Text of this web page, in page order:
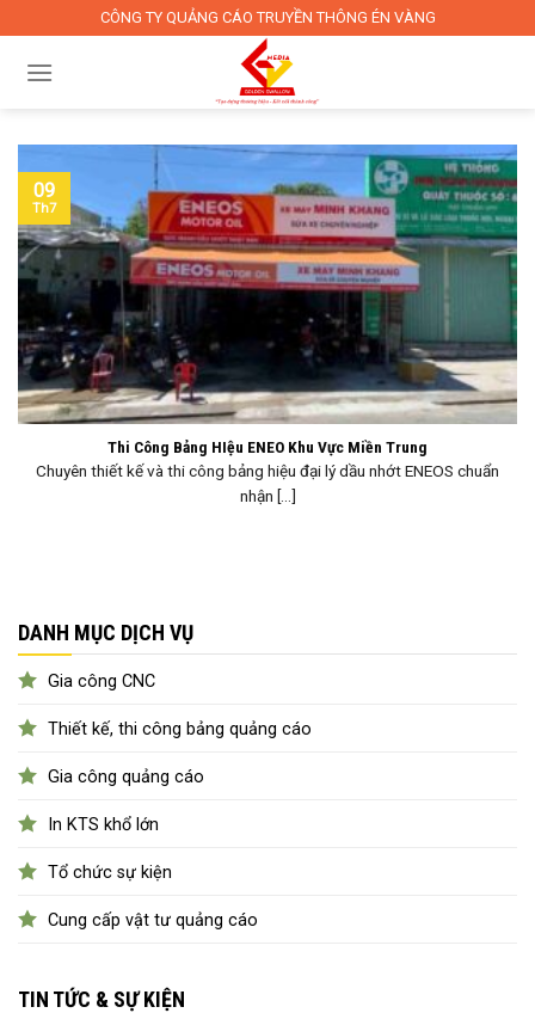
content
CÔNG TY QUẢNG CÁO TRUYỀN THÔNG ÉN VÀNG
Thi Công Bảng HIệu ENEO Khu Vực Miền Trung
Chuyên thiết kế và thi công bảng hiệu đại lý dầu nhớt ENEOS chuẩn
nhận [...]
09
Th7
DANH MỤC DỊCH VỤ
Gia công CNC
Thiết kế, thi công bảng quảng cáo
Gia công quảng cáo
In KTS khổ lớn
Tổ chức sự kiện
Cung cấp vật tư quảng cáo
TIN TỨC & SỰ KIỆN